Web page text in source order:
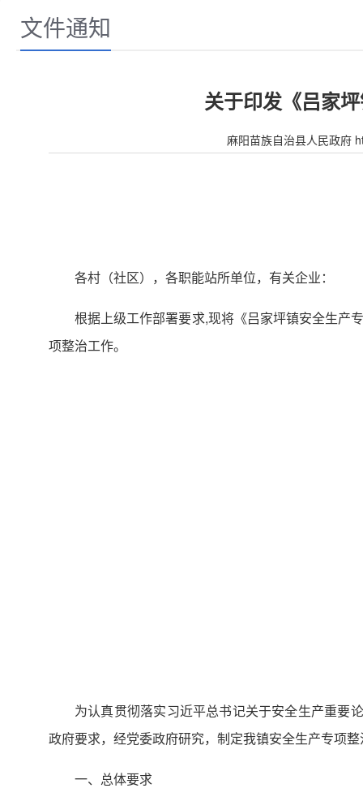
文件通知
关于印发《吕家
麻阳苗族自治县人民政府
各村（社区），各职能站所单位，有关企业：
根据上级工作部署要求,现将《吕家坪镇安全生产
项整治工作。
为认真贯彻落实习近平总书记关于安全生产重要
政府要求，经党委政府研究，制定我镇安全生产专项
一、总体要求